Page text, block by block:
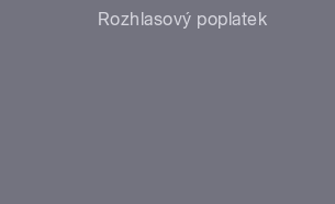
Rozhlasový poplatek